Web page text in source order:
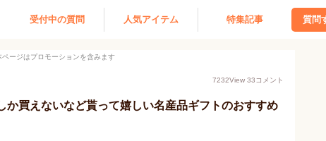
受付中の質問 人気アイテム 特集記事 質問
ページはプロモーションを含みます
7232View 33コメント
か買えないなど貰って嬉しい名産品ギフトのおすすめ